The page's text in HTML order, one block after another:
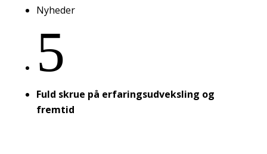
Nyheder
5
Fuld skrue på erfaringsudveksling og
fremtid